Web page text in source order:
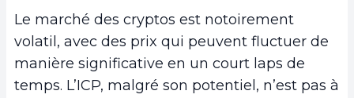
Le marché des cryptos est notoirement
volatil, avec des prix qui peuvent fluctuer de
manière significative en un court laps de
temps. L’ICP, malgré son potentiel, n’est pas à